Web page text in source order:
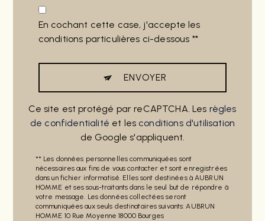
En cochant cette case, j'accepte les
conditions particulières ci-dessous **
ENVOYER
Ce site est protégé par reCAPTCHA. Les règles
de confidentialité et les conditions d'utilisation
de Google s'appliquent.
** Les données personnelles communiquées sont
nécessaires aux fins de vous contacter et sont enregistrées
dans un fichier informatisé. Elles sont destinées à AUBRUN
HOMME et ses sous-traitants dans le seul but de répondre à
votre message. Les données collectées seront
communiquées aux seuls destinataires suivants: AUBRUN
HOMME 10 Rue Moyenne 18000 Bourges